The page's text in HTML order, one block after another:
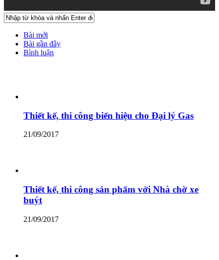
Bài mới
Bài gần đây
Bình luận
Thiết kế, thi công biển hiệu cho Đại lý Gas
21/09/2017
Thiết kế, thi công sản phẩm với Nhà chờ xe
buýt
21/09/2017